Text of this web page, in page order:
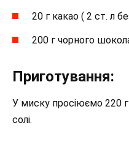
20 г какао ( 2 ст. л
200 г чорного
Приготування:
У миску просіюємо 220 г
солі.